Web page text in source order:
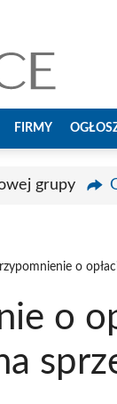
FIRMY
grupy
o
o